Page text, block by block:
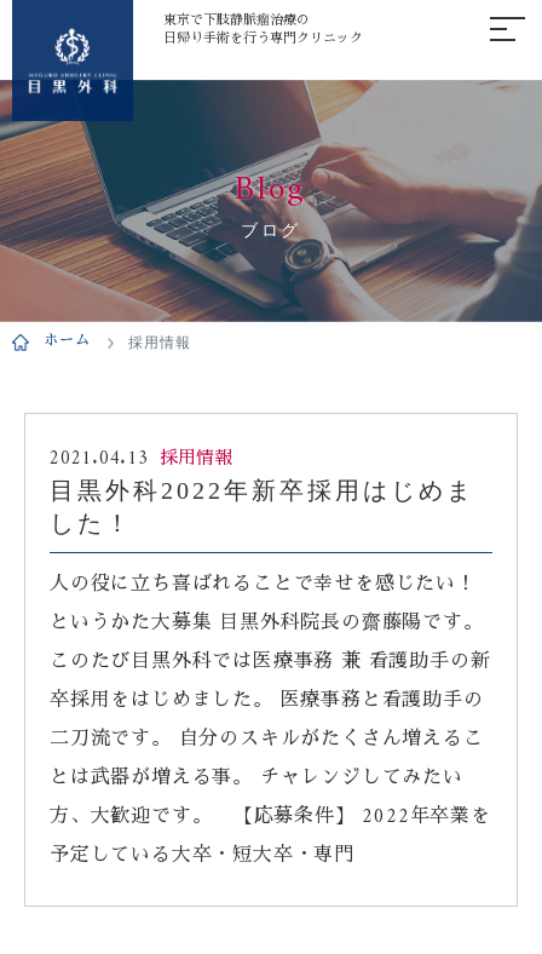
東京で下肢静脈瘤治療の
日帰り手術を行う専門クリニック
Blog
ブログ
ホーム 採用情報
2021.04.13 採用情報
目黒外科2022年新卒採用はじめま
した！
人の役に立ち喜ばれることで幸せを感じたい！
というかた大募集 目黒外科院長の齋藤陽です。
このたび目黒外科では医療事務 兼 看護助手の新
卒採用をはじめました。 医療事務と看護助手の
二刀流です。 自分のスキルがたくさん増えるこ
とは武器が増える事。 チャレンジしてみたい
方、大歓迎です。 【応募条件】 2022年卒業を
予定している大卒・短大卒・専門